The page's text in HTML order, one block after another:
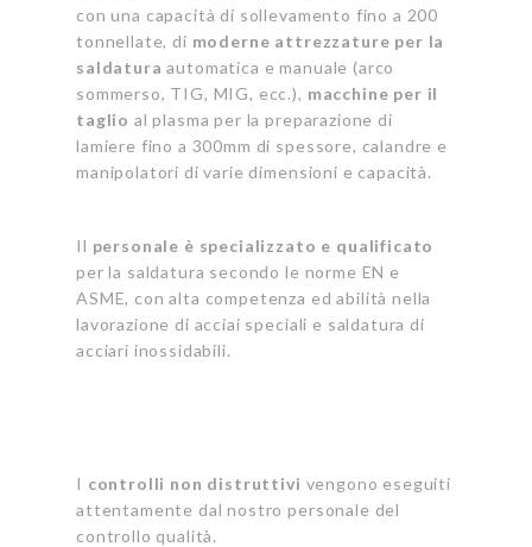
con una capacità di sollevamento fino a 200
tonnellate, di moderne attrezzature per la
saldatura automatica e manuale (arco
sommerso, TIG, MIG, ecc.), macchine per il
taglio al plasma per la preparazione di
lamiere fino a 300mm di spessore, calandre e
manipolatori di varie dimensioni e capacità.
Il personale è specializzato e qualificato
per la saldatura secondo le norme EN e
ASME, con alta competenza ed abilità nella
lavorazione di acciai speciali e saldatura di
acciari inossidabili.
I controlli non distruttivi vengono eseguiti
attentamente dal nostro personale del
controllo qualità.